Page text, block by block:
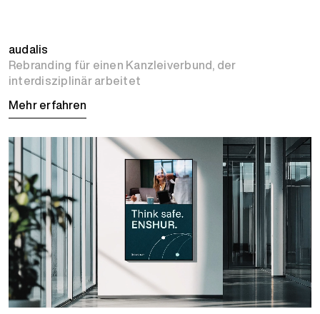
audalis
Rebranding für einen Kanzleiverbund, der
interdisziplinär arbeitet
Mehr erfahren